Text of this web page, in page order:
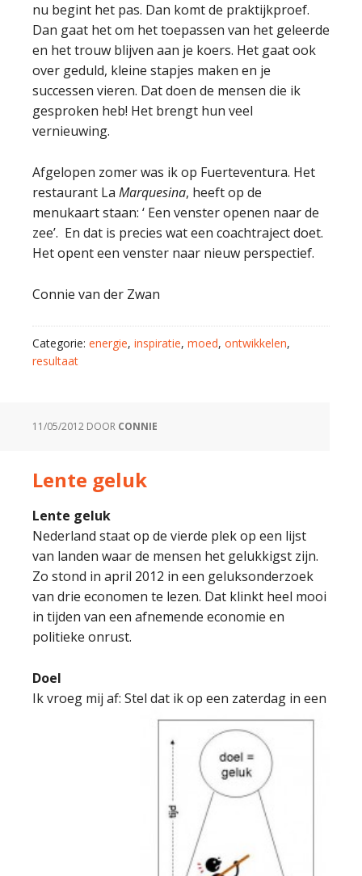
nu begint het pas. Dan komt de praktijkproef.
Dan gaat het om het toepassen van het geleerde
en het trouw blijven aan je koers. Het gaat ook
over geduld, kleine stapjes maken en je
successen vieren. Dat doen de mensen die ik
gesproken heb! Het brengt hun veel
vernieuwing.
Afgelopen zomer was ik op Fuerteventura. Het
restaurant La Marquesina, heeft op de
menukaart staan: ‘ Een venster openen naar de
zee’. En dat is precies wat een coachtraject doet.
Het opent een venster naar nieuw perspectief.
Connie van der Zwan
Categorie: energie, inspiratie, moed, ontwikkelen,
resultaat
11/05/2012 DOOR CONNIE
Lente geluk
Lente geluk
Nederland staat op de vierde plek op een lijst
van landen waar de mensen het gelukkigst zijn.
Zo stond in april 2012 in een geluksonderzoek
van drie economen te lezen. Dat klinkt heel mooi
in tijden van een afnemende economie en
politieke onrust.
Doel
Ik vroeg mij af: Stel dat ik op een zaterdag in een